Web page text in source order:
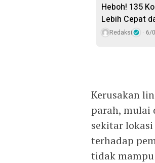
Heboh! 135
Lebih Cepat
Redaksi 6/
Kerusakan
parah, mulai
sekitar
terhadap
tidak